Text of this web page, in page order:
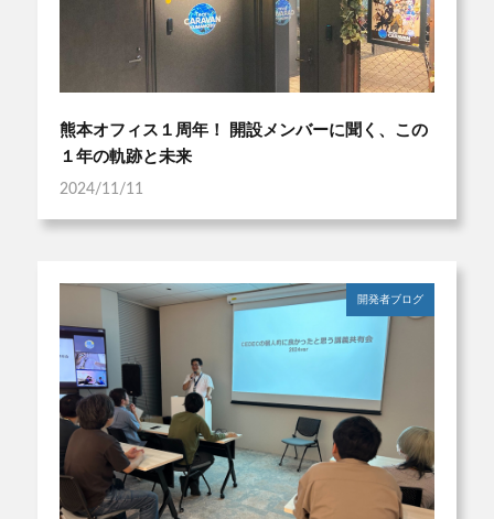
熊本オフィス１周年！ 開設メンバーに聞く、この
１年の軌跡と未来
2024/11/11
開発者ブログ